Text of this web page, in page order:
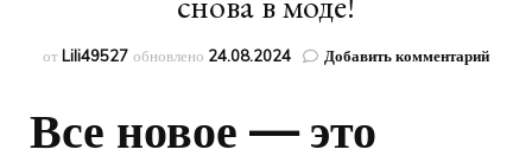
от Lili49527 обновлено 24.08.2024 Добавить комментарийк
Все новое — это